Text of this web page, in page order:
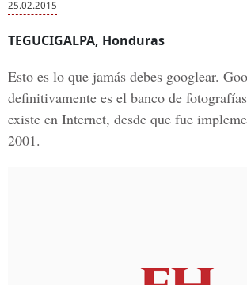
25.02.2015
TEGUCIGALPA, Honduras
Esto es lo que jamás debes googlear.
definitivamente es el banco de
existe en Internet, desde que fue
2001.